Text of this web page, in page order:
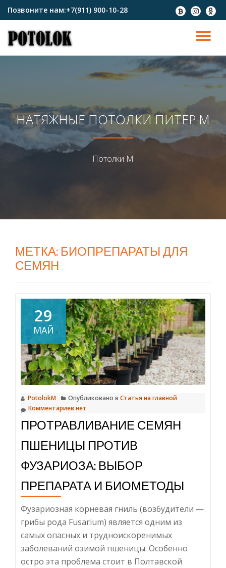
содержимому
Позвоните нам:+7(911) 900-10-28
fa-
btc
fa-
instagram
fa-
НАТЯЖНЫЕ ПОТОЛКИ ПИТЕР М
Потолки М
МЕТКА: БИОПРЕПАРАТЫ ДЛЯ
СЕМЯН
29
МАЙ
PotolokM Опубликовано в Статья на главной
Комментариев нет
ПРОТРАВЛИВАНИЕ СЕМЯН
ПШЕНИЦЫ ПРОТИВ
ФУЗАРИОЗА: ВЫБОР
ПРЕПАРАТА И БИОМЕТОДЫ
Фузариозная корневая гниль (возбудители —
грибы рода Fusarium) является одним из
самых опасных и трудноискоренимых
заболеваний озимой пшеницы. Особенно
остро эта проблема стоит в Полтавской